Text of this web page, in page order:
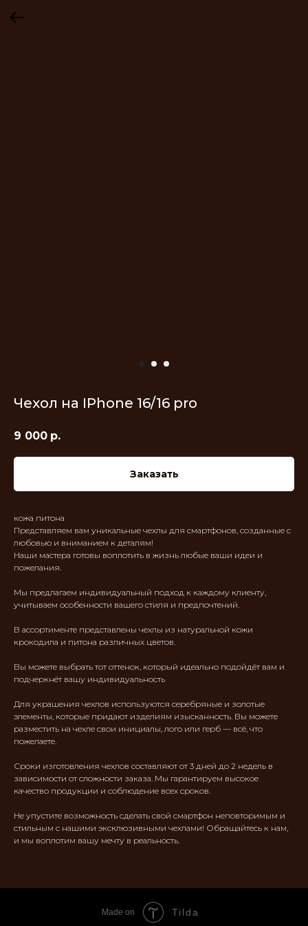
Чехол на IPhone 16/16 pro
9 000 р.
Заказать
кожа питона
Представляем вам уникальные чехлы для смартфонов, созданные с
любовью и вниманием к деталям!
Наши мастера готовы воплотить в жизнь любые ваши идеи и
пожелания.
Мы предлагаем индивидуальный подход к каждому клиенту,
учитываем особенности вашего стиля и предпочтений.
В ассортименте представлены чехлы из натуральной кожи
крокодила и питона различных цветов.
Вы можете выбрать тот оттенок, который идеально подойдёт вам и
подчеркнёт вашу индивидуальность
Для украшения чехлов используются серебряные и золотые
элементы, которые придают изделиям изысканность. Вы можете
разместить на чехле свои инициалы, лого или герб — всё, что
пожелаете.
Сроки изготовления чехлов составляют от 3 дней до 2 недель в
зависимости от сложности заказа. Мы гарантируем высокое
качество продукции и соблюдение всех сроков.
Не упустите возможность сделать свой смартфон неповторимым и
стильным с нашими эксклюзивными чехлами! Обращайтесь к нам,
и мы воплотим вашу мечту в реальность.
Made on Tilda